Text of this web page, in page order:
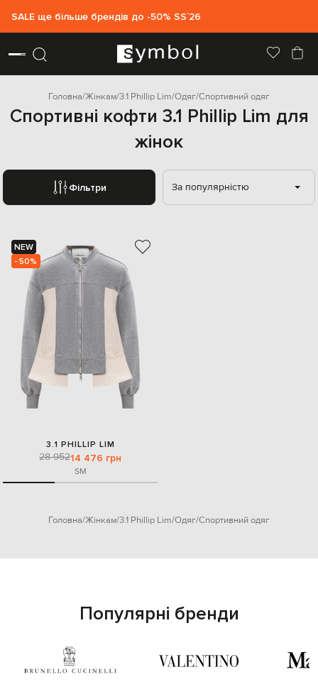
SALE ще більше брендів до -50% SS`26
Головна Жінкам 3.1 Phillip Lim Одяг Спортивний одяг
Спортивні кофти 3.1 Phillip Lim для
жінок
Фільтри За популярністю
NEW
- 50%
3.1 PHILLIP LIM
28 95214 476 грн
SM
Головна Жінкам 3.1 Phillip Lim Одяг Спортивний одяг
Популярні бренди